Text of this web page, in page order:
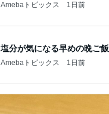
Amebaトピックス 1日前
塩分が気になる早めの晩ご飯
Amebaトピックス 1日前